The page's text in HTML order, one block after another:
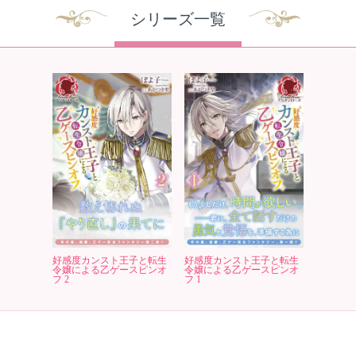
シリーズ一覧
好感度カンスト王子と転生
令嬢による乙ゲースピンオ
フ 2
好感度カンスト王子と転生
令嬢による乙ゲースピンオ
フ 1